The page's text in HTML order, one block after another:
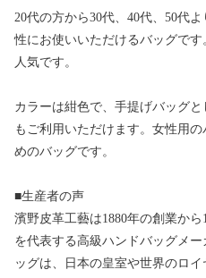
20代の方から30代、40代、50代
性にお使いいただけるバッグで
人気です。
カラーは紺色で、手提げバッグ
もご利用いただけます。女性用
めのバッグです。
■生産者の声
濱野皮革工藝は1880年の創業か
を代表する高級ハンドバッグメ
ッグは、日本の皇室や世界のロ